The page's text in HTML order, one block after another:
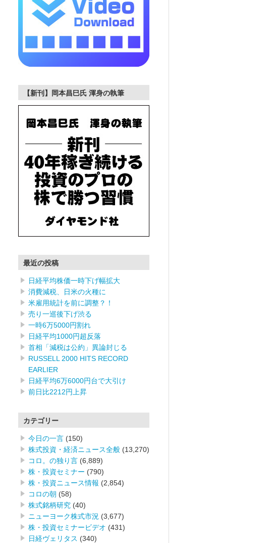
【新刊】岡本昌巳氏 渾身の執筆
最近の投稿
日経平均株価一時下げ幅拡大
消費減税、日米の火種に
米雇用統計を前に調整？！
売り一巡後下げ渋る
一時6万5000円割れ
日経平均1000円超反落
首相「減税は公約」異論封じる
RUSSELL 2000 HITS RECORD
EARLIER
日経平均6万6000円台で大引け
前日比2212円上昇
カテゴリー
今日の一言 (150)
株式投資・経済ニュース全般 (13,270)
コロ。の独り言 (6,889)
株・投資セミナー (790)
株・投資ニュース情報 (2,854)
コロの朝 (58)
株式銘柄研究 (40)
ニューヨーク株式市況 (3,677)
株・投資セミナービデオ (431)
日経ヴェリタス (340)